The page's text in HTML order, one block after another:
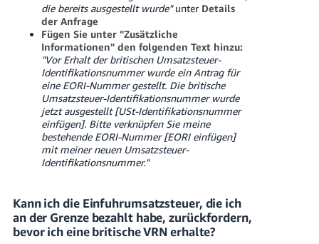
die bereits ausgestellt wurde"unter Details
der Anfrage
Fügen Sie unter "Zusätzliche
Informationen" den folgenden Text hinzu:
"Vor Erhalt der britischen Umsatzsteuer-
Identifikationsnummer wurde ein Antrag für
eine EORI-Nummer gestellt. Die britische
Umsatzsteuer-Identifikationsnummer wurde
jetzt ausgestellt [USt-Identifikationsnummer
einfügen]. Bitte verknüpfen Sie meine
bestehende EORI-Nummer [EORI einfügen]
mit meiner neuen Umsatzsteuer-
Identifikationsnummer."
Kann ich die Einfuhrumsatzsteuer, die ich
an der Grenze bezahlt habe, zurückfordern,
bevor ich eine britische VRN erhalte?